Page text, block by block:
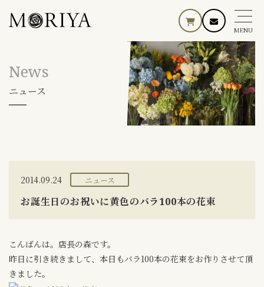
MENU
News
ニュース
2014.09.24 ニュース
お誕生日のお祝いに黄色のバラ100本の花束
こんばんは。店長の森です。
昨日に引き続きまして、本日もバラ100本の花束をお作りさせて頂
きました。